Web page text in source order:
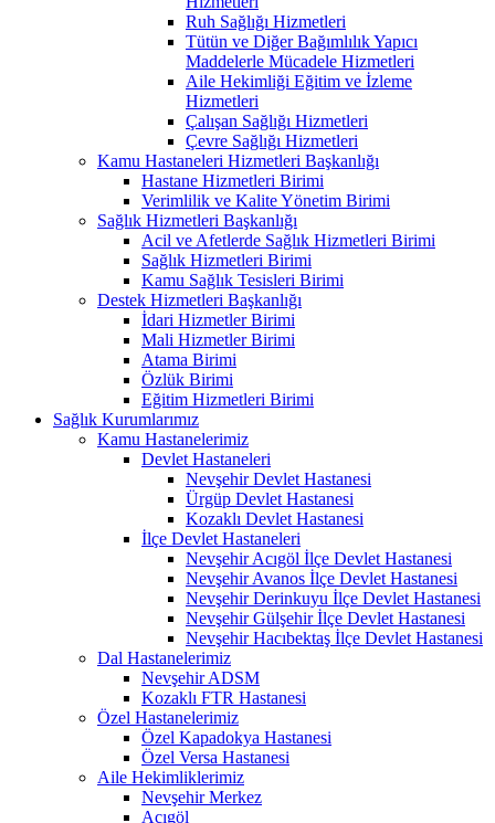
Ruh Sağlığı Hizmetleri
Tütün ve Diğer Bağımlılık Yapıcı
Maddelerle Mücadele Hizmetleri
Aile Hekimliği Eğitim ve İzleme
Hizmetleri
Çalışan Sağlığı Hizmetleri
Çevre Sağlığı Hizmetleri
Kamu Hastaneleri Hizmetleri Başkanlığı
Hastane Hizmetleri Birimi
Verimlilik ve Kalite Yönetim Birimi
Sağlık Hizmetleri Başkanlığı
Acil ve Afetlerde Sağlık Hizmetleri Birimi
Sağlık Hizmetleri Birimi
Kamu Sağlık Tesisleri Birimi
Destek Hizmetleri Başkanlığı
İdari Hizmetler Birimi
Mali Hizmetler Birimi
Atama Birimi
Özlük Birimi
Eğitim Hizmetleri Birimi
Sağlık Kurumlarımız
Kamu Hastanelerimiz
Devlet Hastaneleri
Nevşehir Devlet Hastanesi
Ürgüp Devlet Hastanesi
Kozaklı Devlet Hastanesi
İlçe Devlet Hastaneleri
Nevşehir Acıgöl İlçe Devlet Hastanesi
Nevşehir Avanos İlçe Devlet Hastanesi
Nevşehir Derinkuyu İlçe Devlet Hastanesi
Nevşehir Gülşehir İlçe Devlet Hastanesi
Nevşehir Hacıbektaş İlçe Devlet Hastanesi
Dal Hastanelerimiz
Nevşehir ADSM
Kozaklı FTR Hastanesi
Özel Hastanelerimiz
Özel Kapadokya Hastanesi
Özel Versa Hastanesi
Aile Hekimliklerimiz
Nevşehir Merkez
Acıgöl